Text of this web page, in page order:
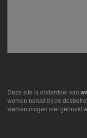
Deze site is onderdeel van
werken berust bij de
werken mogen niet gebruikt